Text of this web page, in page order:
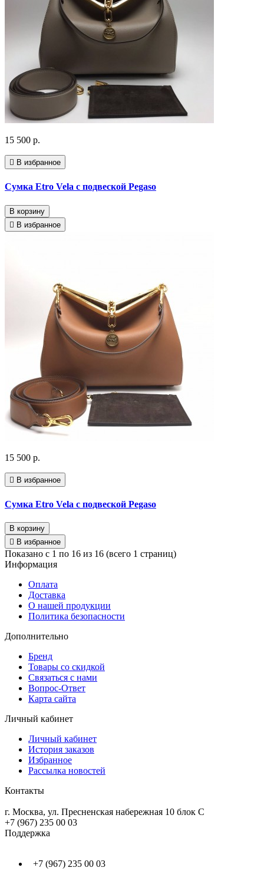
15 500 р.
В избранное
Сумка Etro Vela с подвеской Pegaso
В корзину
В избранное
15 500 р.
В избранное
Сумка Etro Vela с подвеской Pegaso
В корзину
В избранное
Показано с 1 по 16 из 16 (всего 1 страниц)
Информация
Оплата
Доставка
О нашей продукции
Политика безопасности
Дополнительно
Бренд
Товары со скидкой
Связаться с нами
Вопрос-Ответ
Карта сайта
Личный кабинет
Личный кабинет
История заказов
Избранное
Рассылка новостей
Контакты
г. Москва, ул. Пресненская набережная 10 блок С
+7 (967) 235 00 03
Поддержка
+7 (967) 235 00 03